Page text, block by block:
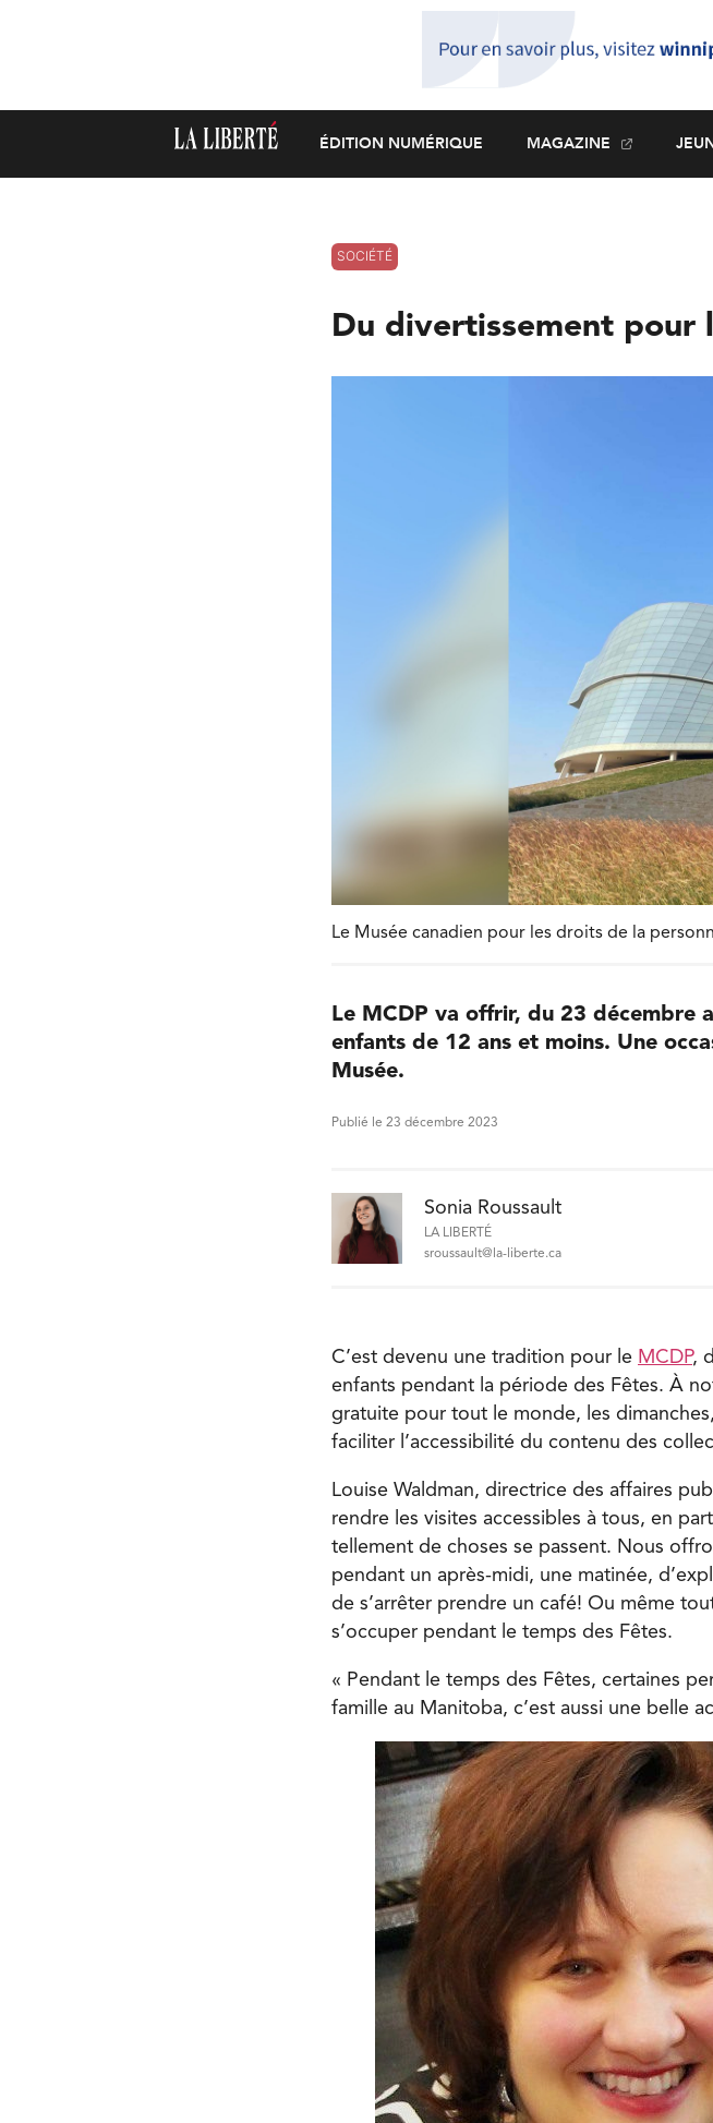
ÉDITION NUMÉRIQUE MAGAZINE
SOCIÉTÉ
Du divertissement pour
Le Musée canadien pour les droits de la
Le MCDP va offrir, du 23 décembre
enfants de 12 ans et moins. Une
Musée.
Publié le 23 décembre 2023
Sonia Roussault
LA LIBERTÉ
sroussault@la-liberte.ca
C’est devenu une tradition pour le MCDP,
enfants pendant la période des Fêtes. À
gratuite pour tout le monde, les
faciliter l’accessibilité du contenu des
Louise Waldman, directrice des affaires
rendre les visites accessibles à tous, en
tellement de choses se passent. Nous
pendant un après-midi, une matinée,
de s’arrêter prendre un café! Ou même
s’occuper pendant le temps des Fêtes.
« Pendant le temps des Fêtes, certaines
famille au Manitoba, c’est aussi une belle